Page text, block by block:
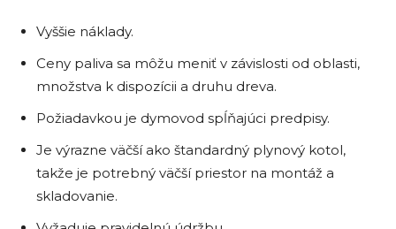
Vyššie náklady.
Ceny paliva sa môžu meniť v závislosti od oblasti,
množstva k dispozícii a druhu dreva.
Požiadavkou je dymovod spĺňajúci predpisy.
Je výrazne väčší ako štandardný plynový kotol,
takže je potrebný väčší priestor na montáž a
skladovanie.